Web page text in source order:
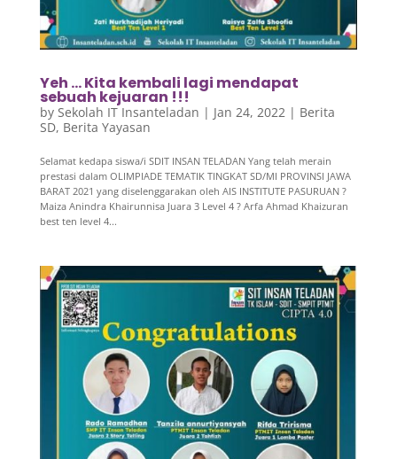
Yeh … Kita kembali lagi mendapat
sebuah kejuaran !!!
by Sekolah IT Insanteladan | Jan 24, 2022 | Berita
SD, Berita Yayasan
Selamat kedapa siswa/i SDIT INSAN TELADAN Yang telah merain
prestasi dalam OLIMPIADE TEMATIK TINGKAT SD/MI PROVINSI JAWA
BARAT 2021 yang diselenggarakan oleh AIS INSTITUTE PASURUAN ?
Maiza Anindra Khairunnisa Juara 3 Level 4 ? Arfa Ahmad Khaizuran
best ten level 4...